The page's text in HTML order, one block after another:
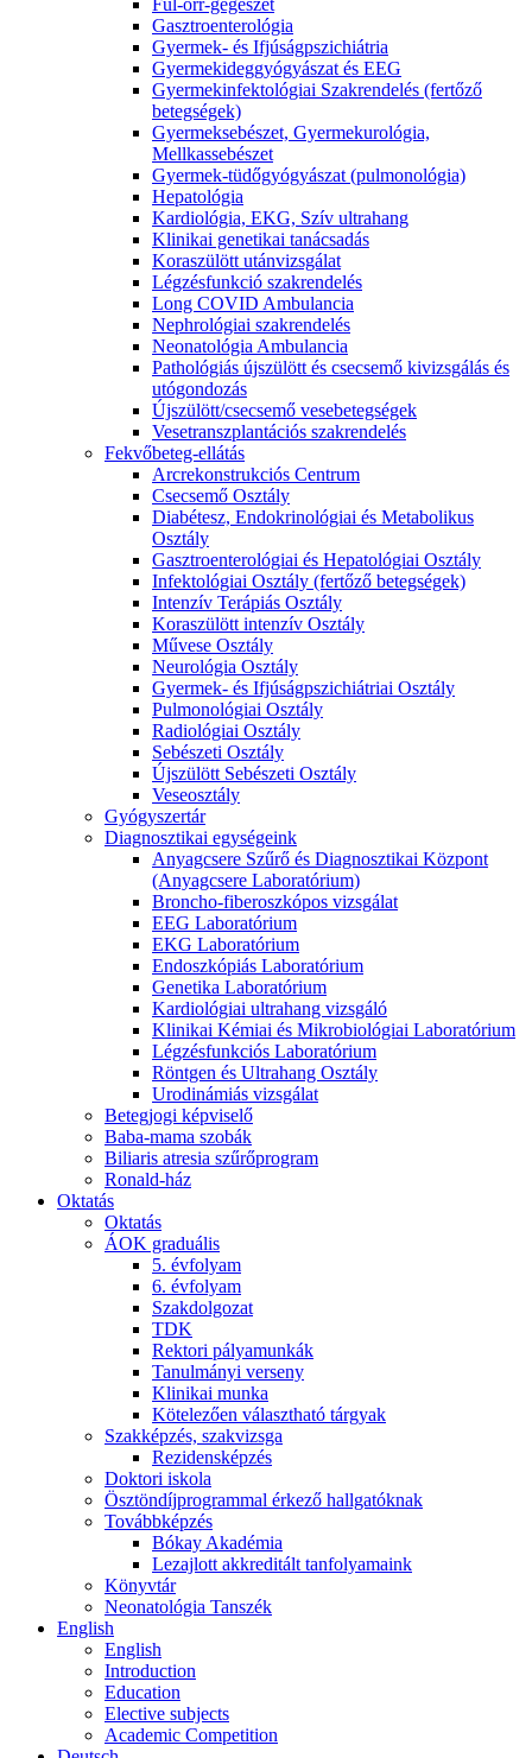
Gasztroenterológia
Gyermek- és Ifjúságpszichiátria
Gyermekideggyógyászat és EEG
Gyermekinfektológiai Szakrendelés (fertőző
betegségek)
Gyermeksebészet, Gyermekurológia,
Mellkassebészet
Gyermek-tüdőgyógyászat (pulmonológia)
Hepatológia
Kardiológia, EKG, Szív ultrahang
Klinikai genetikai tanácsadás
Koraszülött utánvizsgálat
Légzésfunkció szakrendelés
Long COVID Ambulancia
Nephrológiai szakrendelés
Neonatológia Ambulancia
Pathológiás újszülött és csecsemő kivizsgálás és
utógondozás
Újszülött/csecsemő vesebetegségek
Vesetranszplantációs szakrendelés
Fekvőbeteg-ellátás
Arcrekonstrukciós Centrum
Csecsemő Osztály
Diabétesz, Endokrinológiai és Metabolikus
Osztály
Gasztroenterológiai és Hepatológiai Osztály
Infektológiai Osztály (fertőző betegségek)
Intenzív Terápiás Osztály
Koraszülött intenzív Osztály
Művese Osztály
Neurológia Osztály
Gyermek- és Ifjúságpszichiátriai Osztály
Pulmonológiai Osztály
Radiológiai Osztály
Sebészeti Osztály
Újszülött Sebészeti Osztály
Veseosztály
Gyógyszertár
Diagnosztikai egységeink
Anyagcsere Szűrő és Diagnosztikai Központ
(Anyagcsere Laboratórium)
Broncho-fiberoszkópos vizsgálat
EEG Laboratórium
EKG Laboratórium
Endoszkópiás Laboratórium
Genetika Laboratórium
Kardiológiai ultrahang vizsgáló
Klinikai Kémiai és Mikrobiológiai Laboratórium
Légzésfunkciós Laboratórium
Röntgen és Ultrahang Osztály
Urodinámiás vizsgálat
Betegjogi képviselő
Baba-mama szobák
Biliaris atresia szűrőprogram
Ronald-ház
Oktatás
Oktatás
ÁOK graduális
5. évfolyam
6. évfolyam
Szakdolgozat
TDK
Rektori pályamunkák
Tanulmányi verseny
Klinikai munka
Kötelezően választható tárgyak
Szakképzés, szakvizsga
Rezidensképzés
Doktori iskola
Ösztöndíjprogrammal érkező hallgatóknak
Továbbképzés
Bókay Akadémia
Lezajlott akkreditált tanfolyamaink
Könyvtár
Neonatológia Tanszék
English
English
Introduction
Education
Elective subjects
Academic Competition